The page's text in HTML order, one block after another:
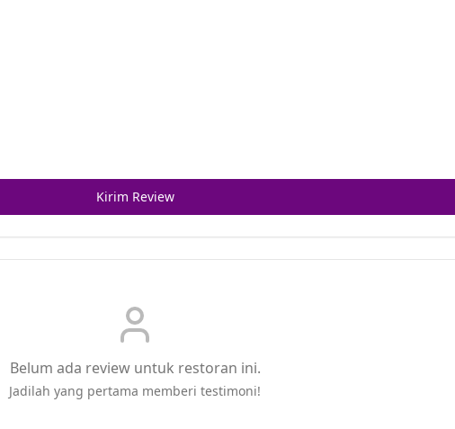
Kirim Review
Belum ada review untuk restoran ini.
Jadilah yang pertama memberi testimoni!